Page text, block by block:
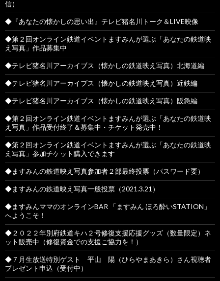
信）
◆『あなたの懐かしの思い出』テレビ猪名川トーク＆LIVE映像
◆第２回オンライン鉄道イベントますみんが選ぶ「あなたの鉄道映
え写真」作品募集中
◆テレビ猪名川アーカイブス（懐かしの鉄道映え写真）北海道編
◆テレビ猪名川アーカイブス（懐かしの鉄道映え写真）近鉄編
◆テレビ猪名川アーカイブス（懐かしの鉄道映え写真）阪急編
◆第２回オンライン鉄道イベントますみんが選ぶ「あなたの鉄道映
え写真」作品受付終了＆募集中・チケット発売中！
◆第２回オンライン鉄道イベントますみんが選ぶ「あなたの鉄道映
え写真」参加チケット購入できます
◆ますみんの鉄道映え写真参加者２部最終投票（パスワード要）
◆ますみんの鉄道映え写真一般投票（2021.3.21）
◆ますみんママのオンラインBAR 「ますみん ほろ酔いSTATION」
へようこそ！
◆２０２２年別府鉄道キハ２号修復支援応援グッズ（数量限定）ネ
ット販売中（修復資金での支援ご協力を！）
◆７月生放送特別ゲスト 平山 陽（ひらやまあきら）さん視聴者
プレゼント申込（受付中）